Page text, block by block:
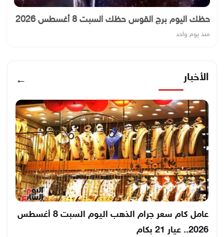
حظك اليوم برج القوس حظك السبت 8 أغسطس 2026
منذ يوم واحد
الأخبار ←
عامل كام سعر جرام الذهب اليوم السبت 8 أغسطس
2026.. عيار 21 بكام